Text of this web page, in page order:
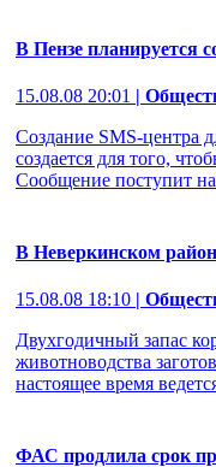
В Пензе планируется
15.08.08 20:01 |
Создание SMS-центра
создается для того,
Сообщение поступит
В Неверкинском
15.08.08 18:10 |
Двухгодичный запас
животноводства
настоящее время
ФАС продлила срок